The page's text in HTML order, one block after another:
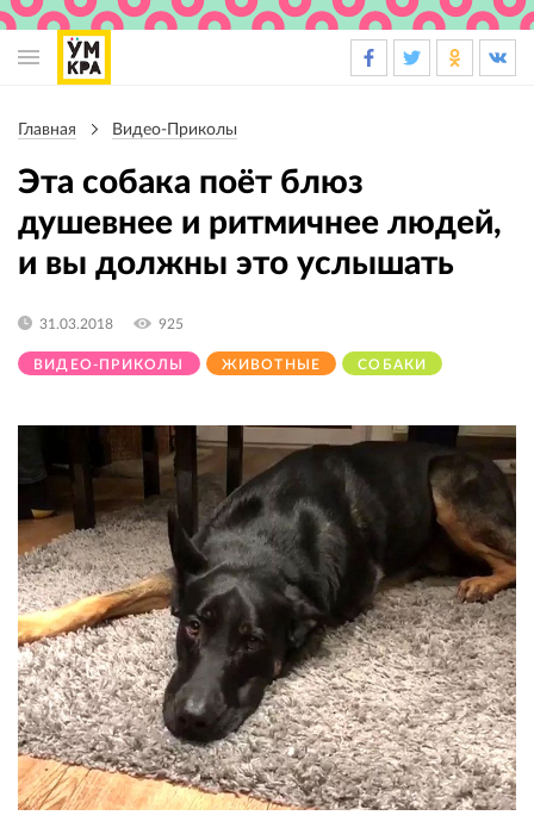
навигация
навигации
Главная Видео-Приколы
Эта собака поёт блюз
душевнее и ритмичнее людей,
и вы должны это услышать
ВИДЕО-ПРИКОЛЫ ЖИВОТНЫЕ СОБАКИ
31.03.2018 925